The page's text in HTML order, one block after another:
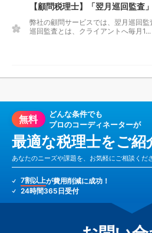
【顧問税理士】「翌月巡回監査
弊社の顧問サービスでは、翌月巡回
巡回監査とは、クライアントへ毎月1...
無料
どんな条件でも
プロのコーディネーターが
最適な税理士をご紹
あなたのニーズや課題を、お気軽にご相談くだ
7割以上が費用削減に成功！
24時間365日受付